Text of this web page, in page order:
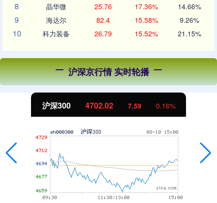
8 晶华微 25.76 17.36% 14.66%
9 海达尔 82.4 15.58% 9.26%
10 科力装备 26.79 15.52% 21.15%
沪深京行情 实时轮播
北证50 1122.88 -11.37